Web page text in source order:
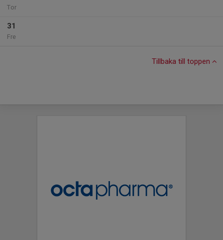
Tor
31
Fre
Tillbaka till toppen